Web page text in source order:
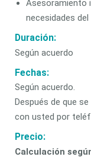
Asesoramiento
necesidades
Duración:
Según acuerdo
Fechas:
Según acuerdo.
Después de que
con usted por
Precio:
Calculación